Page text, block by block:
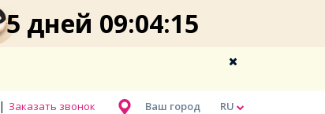
5 дней 09:04:14
RU
Ваш город
| Заказать звонок